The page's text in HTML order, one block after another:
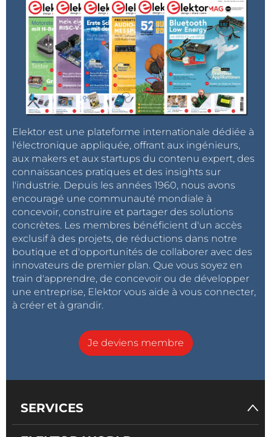
Elektor est une plateforme internationale dédiée à
l'électronique appliquée, offrant aux ingénieurs,
aux makers et aux startups du contenu expert, des
connaissances pratiques et des insights sur
l'industrie. Depuis les années 1960, nous avons
encouragé une communauté mondiale à
concevoir, construire et partager des solutions
concrètes. Les membres bénéficient d'un accès
exclusif à des projets, de réductions dans notre
boutique et d'opportunités de collaborer avec des
innovateurs de premier plan. Que vous soyez en
train d'apprendre, de concevoir ou de développer
une entreprise, Elektor vous aide à vous connecter,
à créer et à grandir.
Je deviens membre
SERVICES